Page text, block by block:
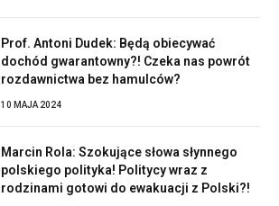
Prof. Antoni Dudek: Będą obiecywać
dochód gwarantowny?! Czeka nas powrót
rozdawnictwa bez hamulców?
10 MAJA 2024
Marcin Rola: Szokujące słowa słynnego
polskiego polityka! Politycy wraz z
rodzinami gotowi do ewakuacji z Polski?!